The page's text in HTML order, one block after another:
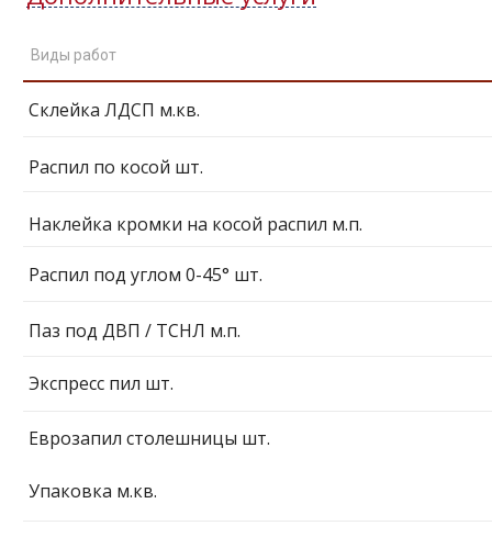
Распил по косой шт.
Склейка ЛДСП м.кв.
Виды работ
Распил под углом 0-45° шт.
Наклейка кромки на косой распил м.п.
Еврозапил столешницы шт.
Упаковка м.кв.
Паз под ДВП / ТСНЛ м.п.
Экспресс пил шт.